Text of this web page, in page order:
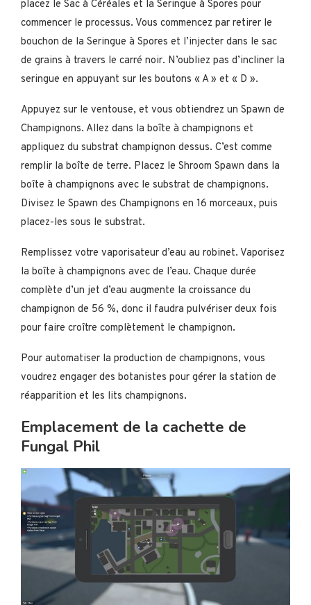
placez le Sac à Céréales et la Seringue à Spores pour
commencer le processus. Vous commencez par retirer le
bouchon de la Seringue à Spores et l’injecter dans le sac
de grains à travers le carré noir. N’oubliez pas d’incliner la
seringue en appuyant sur les boutons « A » et « D ».
Appuyez sur le ventouse, et vous obtiendrez un Spawn de
Champignons. Allez dans la boîte à champignons et
appliquez du substrat champignon dessus. C’est comme
remplir la boîte de terre. Placez le Shroom Spawn dans la
boîte à champignons avec le substrat de champignons.
Divisez le Spawn des Champignons en 16 morceaux, puis
placez-les sous le substrat.
Remplissez votre vaporisateur d’eau au robinet. Vaporisez
la boîte à champignons avec de l’eau. Chaque durée
complète d’un jet d’eau augmente la croissance du
champignon de 56 %, donc il faudra pulvériser deux fois
pour faire croître complètement le champignon.
Pour automatiser la production de champignons, vous
voudrez engager des botanistes pour gérer la station de
réapparition et les lits champignons.
Emplacement de la cachette de
Fungal Phil